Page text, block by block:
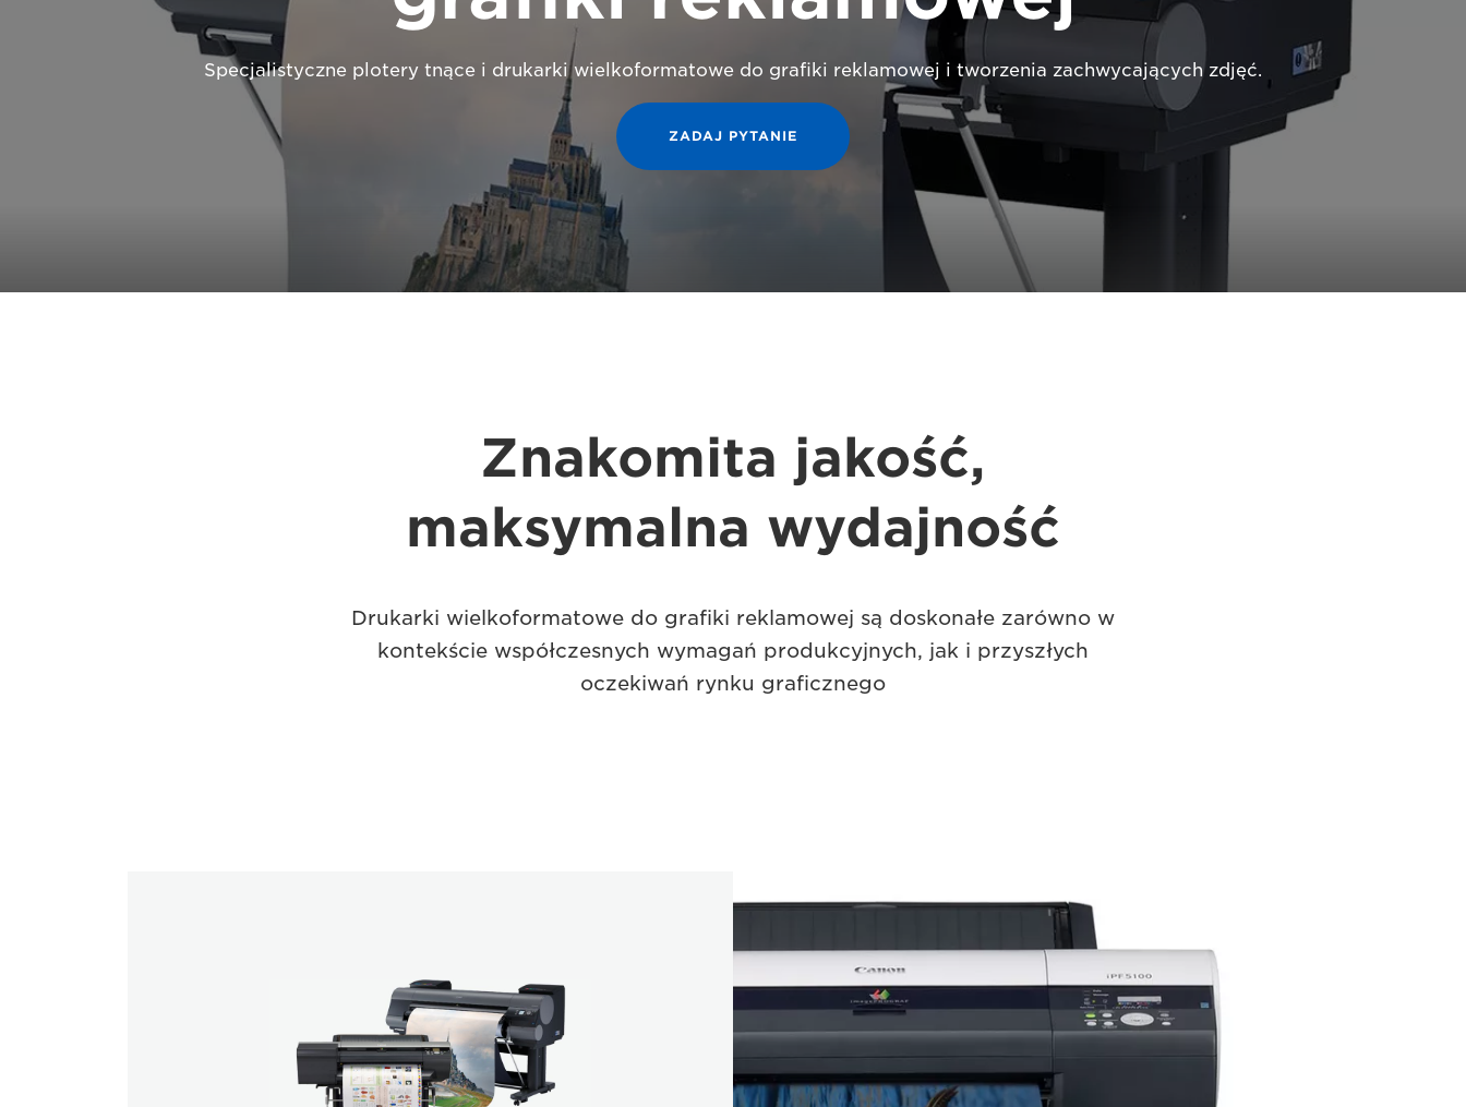
Specjalistyczne plotery tnące i drukarki wielkoformatowe do grafiki reklamowej i tworzenia zachwycających zdjęć.
ZADAJ PYTANIE
Znakomita jakość,
maksymalna wydajność
Drukarki wielkoformatowe do grafiki reklamowej są doskonałe zarówno w
kontekście współczesnych wymagań produkcyjnych, jak i przyszłych
oczekiwań rynku graficznego